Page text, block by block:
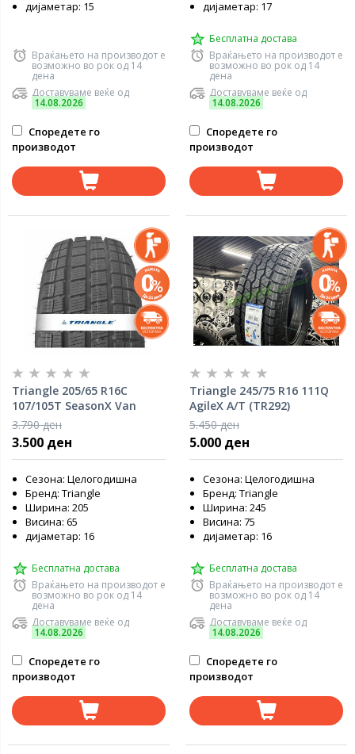
дијаметар: 15
Враќањето на производот е
возможно во рок од 14
дена
Доставуваме веќе од
14.08.2026
Споредете го
производот
дијаметар: 17
Бесплатна достава
Враќањето на производот е
возможно во рок од 14
дена
Доставуваме веќе од
14.08.2026
Споредете го
производот
Triangle 205/65 R16C
107/105T SeasonX Van
(TA702)
3.790 ден
3.500 ден
Сезона: Целогодишна
Бренд: Triangle
Ширина: 205
Висина: 65
дијаметар: 16
Бесплатна достава
Враќањето на производот е
возможно во рок од 14
дена
Доставуваме веќе од
14.08.2026
Споредете го
производот
Triangle 245/75 R16 111Q
AgileX A/T (TR292)
5.450 ден
5.000 ден
Сезона: Целогодишна
Бренд: Triangle
Ширина: 245
Висина: 75
дијаметар: 16
Бесплатна достава
Враќањето на производот е
возможно во рок од 14
дена
Доставуваме веќе од
14.08.2026
Споредете го
производот